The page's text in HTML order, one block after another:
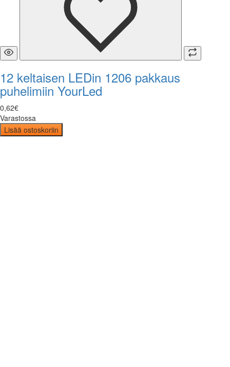
12 keltaisen LEDin 1206 pakkaus
puhelimiin YourLed
0,62€
Varastossa
Lisää ostoskoriin